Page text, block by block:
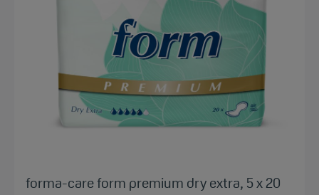
forma-care form premium dry extra, 5 x 20